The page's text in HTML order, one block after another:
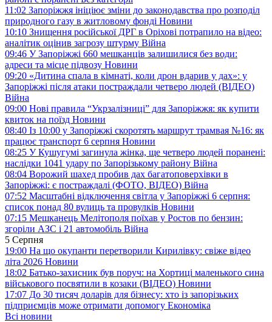
11:02 Запоріжжя ініціює зміни до законодавства про розподіл
природного газу в житловому фонді Новини
10:10 Знищення російської ДРГ в Оріхові потрапило на відео:
аналітик оцінив загрозу штурму Війна
09:46 У Запоріжжі 660 мешканців залишилися без води:
адреси та місце підвозу Новини
09:20 «Дитина спала в кімнаті, коли дрон вдарив у дах»: у
Запоріжжі після атаки постраждали четверо людей (ВІДЕО)
Війна
09:00 Нові правила “Укрзалізниці” для Запоріжжя: як купити
квиток на поїзд Новини
08:40 Із 10:00 у Запоріжжі скоротять маршрут трамвая №16: як
працює транспорт 6 серпня Новини
08:25 У Кушугумі загинула жінка, ще четверо людей поранені:
наслідки 1041 удару по Запорізькому району Війна
08:04 Ворожий шахед пробив дах багатоповерхівки в
Запоріжжі: є постраждалі (ФОТО, ВІДЕО) Війна
07:52 Масштабні відключення світла у Запоріжжі 6 серпня:
список понад 80 вулиць та провулків Новини
07:15 Мешканець Мелітополя поїхав у Ростов по бензин:
згоріли АЗС і 21 автомобіль Війна
5 Серпня
19:00 На що окупанти перетворили Кирилівку: свіже відео
літа 2026 Новини
18:02 Батько-захисник був поруч: на Хортиці маленького сина
військового посвятили в козаки (ВІДЕО) Новини
17:07 До 30 тисяч доларів для бізнесу: хто із запорізьких
підприємців може отримати допомогу Економіка
Всі новини